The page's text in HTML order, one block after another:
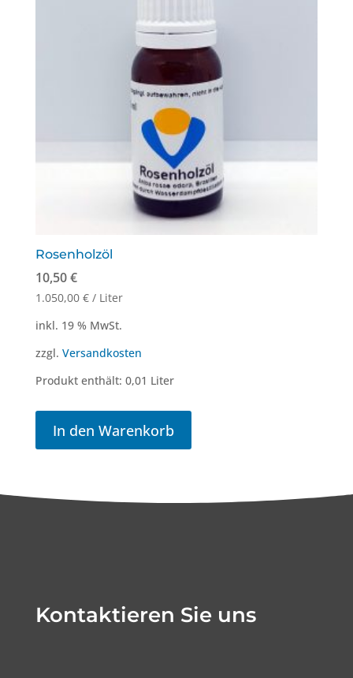
Rosenholzöl
10,50€
1.050,00 €/ Liter
inkl. 19 % MwSt.
zzgl. Versandkosten
Produkt enthält: 0,01 Liter
In den Warenkorb
Kontaktieren Sie uns